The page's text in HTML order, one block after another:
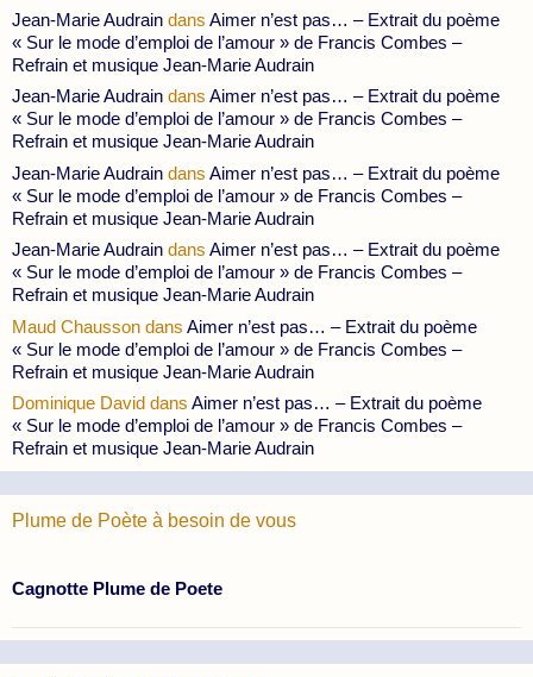
Jean-Marie Audrain dans Aimer n’est pas… – Extrait du poème
« Sur le mode d’emploi de l’amour » de Francis Combes –
Refrain et musique Jean-Marie Audrain
Jean-Marie Audrain dans Aimer n’est pas… – Extrait du poème
« Sur le mode d’emploi de l’amour » de Francis Combes –
Refrain et musique Jean-Marie Audrain
Jean-Marie Audrain dans Aimer n’est pas… – Extrait du poème
« Sur le mode d’emploi de l’amour » de Francis Combes –
Refrain et musique Jean-Marie Audrain
Jean-Marie Audrain dans Aimer n’est pas… – Extrait du poème
« Sur le mode d’emploi de l’amour » de Francis Combes –
Refrain et musique Jean-Marie Audrain
Maud Chausson dans Aimer n’est pas… – Extrait du poème
« Sur le mode d’emploi de l’amour » de Francis Combes –
Refrain et musique Jean-Marie Audrain
Dominique David dans Aimer n’est pas… – Extrait du poème
« Sur le mode d’emploi de l’amour » de Francis Combes –
Refrain et musique Jean-Marie Audrain
Plume de Poète à besoin de vous
Cagnotte Plume de Poete